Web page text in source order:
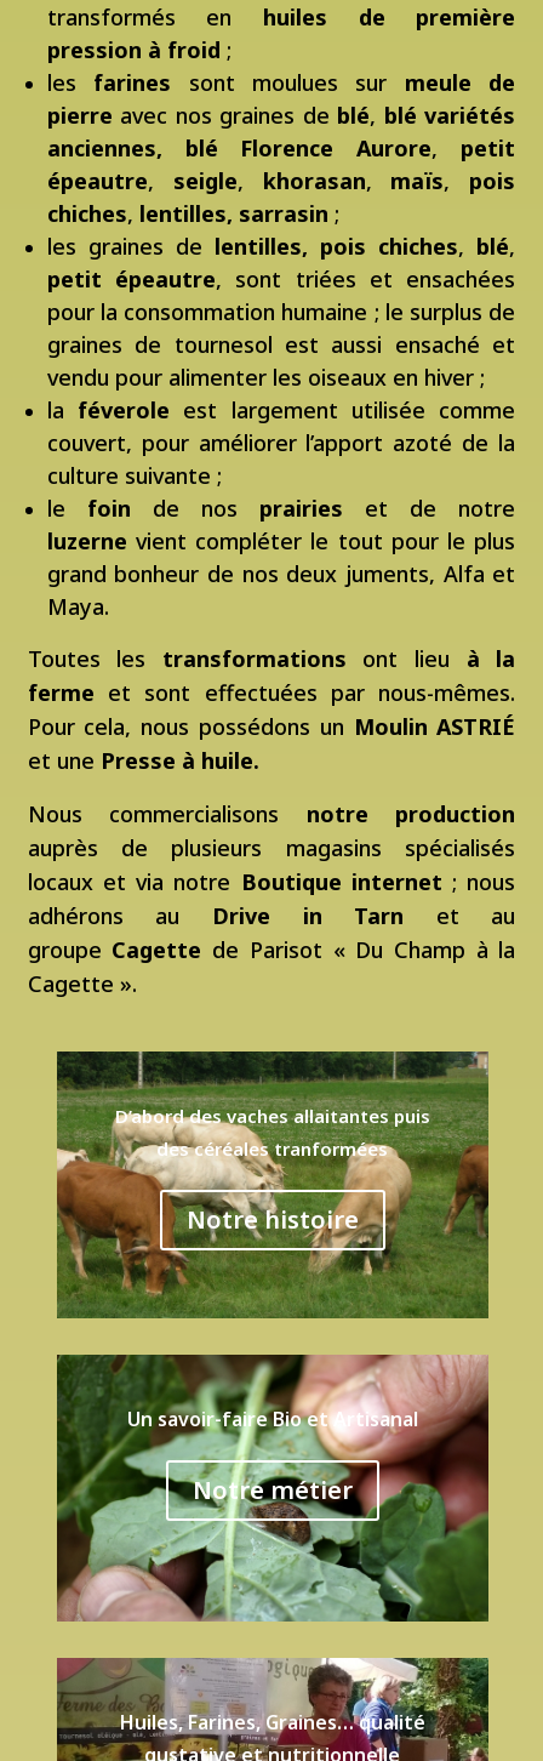
transformés en huiles de première
pression à froid ;
les farines sont moulues sur meule de
pierre avec nos graines de blé, blé variétés
anciennes, blé Florence Aurore,
petit
épeautre, seigle, khorasan, maïs, pois
chiches, lentilles, sarrasin ;
les graines de lentilles, pois chiches, blé,
petit épeautre, sont triées et ensachées
pour la consommation humaine ; le surplus de
graines de tournesol est aussi ensaché et
vendu pour alimenter les oiseaux en hiver ;
la féverole est largement utilisée comme
couvert, pour améliorer l’apport azoté de la
culture suivante ;
le foin de nos prairies et de notre
luzerne vient compléter le tout pour le plus
grand bonheur de nos deux juments, Alfa et
Maya.
Toutes les transformations ont lieu à la
ferme et sont effectuées par nous-mêmes.
Pour cela, nous possédons un Moulin ASTRIÉ
et une Presse à huile.
Nous commercialisons notre production
auprès de plusieurs magasins spécialisés
locaux et via notre Boutique internet ; nous
adhérons au
Drive in Tarn et au
groupe Cagette de Parisot « Du Champ à la
Cagette ».
D’abord des vaches allaitantes puis
des céréales tranformées
Notre histoire
Un savoir-faire Bio et Artisanal
Notre métier
Huiles, Farines, Graines… qualité
gustative et nutritionnelle